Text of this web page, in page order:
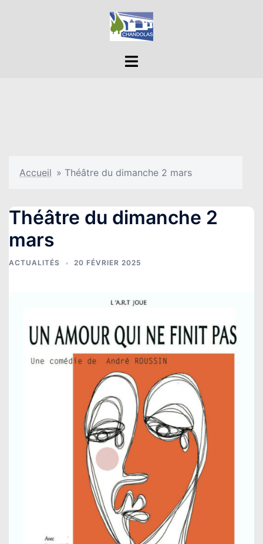
Ouvrir/fermer
Accueil » Théâtre du dimanche 2 mars
Théâtre du dimanche 2
mars
ACTUALITÉS 20 FÉVRIER 2025